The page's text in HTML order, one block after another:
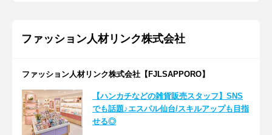
ファッション人材リンク株式会社
ファッション人材リンク株式会社【FJLSAPPORO】
【ハンカチなどの雑貨販売スタッフ】SNS
でも話題♪エスパル仙台/スキルアップも目指
せる◎